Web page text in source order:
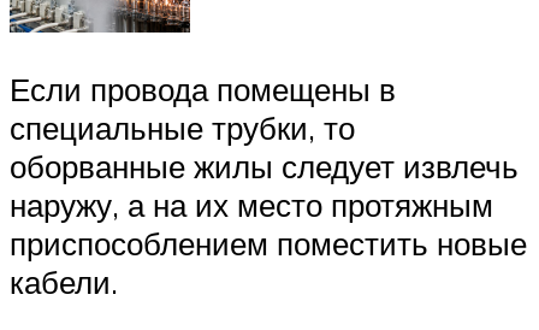
Если провода помещены в
специальные трубки, то
оборванные жилы следует извлечь
наружу, а на их место протяжным
приспособлением поместить новые
кабели.